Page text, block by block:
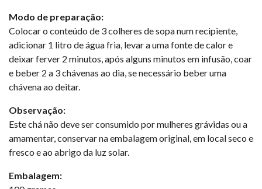
Modo de preparação:
Colocar o conteúdo de 3 colheres de sopa num recipiente,
adicionar 1 litro de água fria, levar a uma fonte de calor e
deixar ferver 2 minutos, após alguns minutos em infusão, coar
e beber 2 a 3 chávenas ao dia, se necessário beber uma
chávena ao deitar.
Observação:
Este chá não deve ser consumido por mulheres grávidas ou a
amamentar, conservar na embalagem original, em local seco e
fresco e ao abrigo da luz solar.
Embalagem: